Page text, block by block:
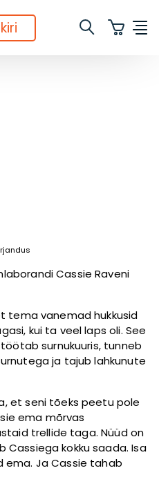
Cassie Raveni
tema vanemad hukkusid
kui ta veel laps oli. See
surnukuuris, tunneb
ja tajub lahkunute
et seni tõeks peetu pole
ema mõrvas
trellide taga. Nüüd on
kokku saada. Isa
Ja Cassie tahab